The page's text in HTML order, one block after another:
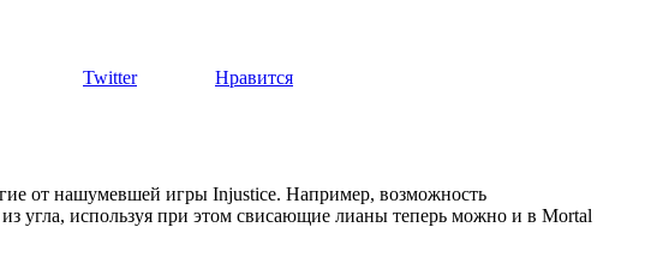
Twitter Нравится
от нашумевшей игры Injustice. Например, возможность
угла, используя при этом свисающие лианы теперь можно и в Mortal